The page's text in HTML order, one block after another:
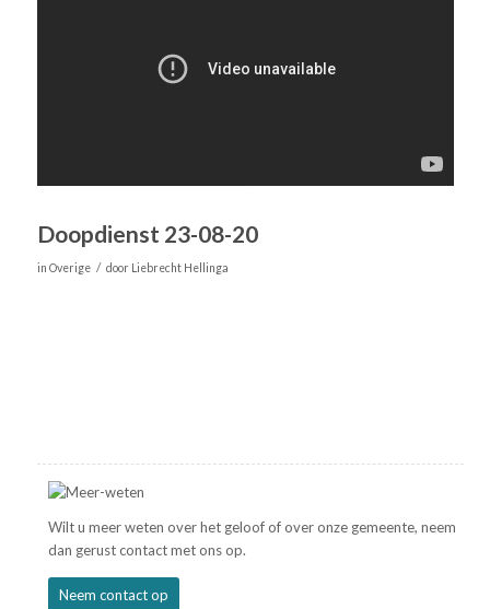
Doopdienst 23-08-20
in Overige / door Liebrecht Hellinga
Wilt u meer weten over het geloof of over onze gemeente, neem
dan gerust contact met ons op.
Neem contact op